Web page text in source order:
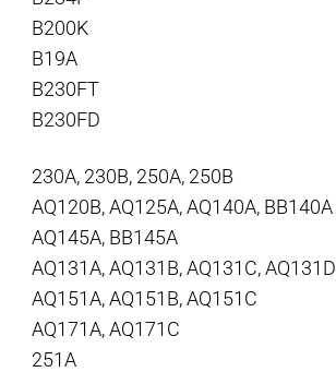
B200K
B19A
B230FT
B230FD
230A, 230B, 250A, 250B
AQ120B, AQ125A, AQ140A, BB140A
AQ145A, BB145A
AQ131A, AQ131B, AQ131C, AQ131D
AQ151A, AQ151B, AQ151C
AQ171A, AQ171C
251A